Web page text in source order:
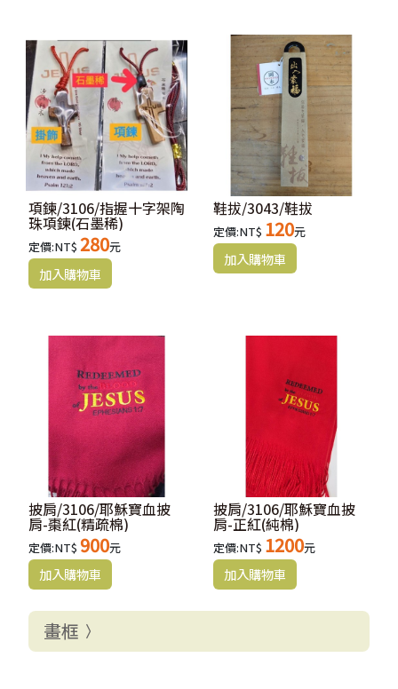
項鍊/3106/指握十字架陶
珠項鍊(石墨稀)
定價:NT$ 280元
鞋拔/3043/鞋拔
定價:NT$ 120元
披肩/3106/耶穌寶血披
肩-棗紅(精疏棉)
定價:NT$ 900元
披肩/3106/耶穌寶血披
肩-正紅(純棉)
定價:NT$ 1200元
畫框